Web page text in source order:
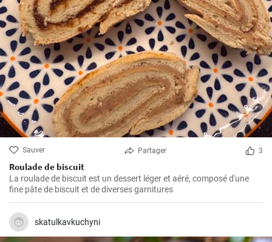
Sauver Partager 3
Roulade de biscuit
La roulade de biscuit est un dessert léger et aéré, composé d'une
fine pâte de biscuit et de diverses garnitures
skatulkavkuchyni